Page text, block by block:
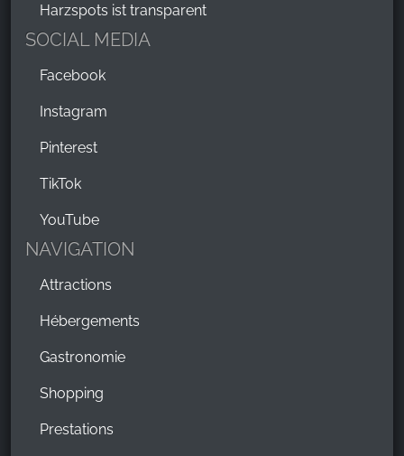
Harzspots ist transparent
SOCIAL MEDIA
Facebook
Instagram
Pinterest
TikTok
YouTube
NAVIGATION
Attractions
Hébergements
Gastronomie
Shopping
Prestations